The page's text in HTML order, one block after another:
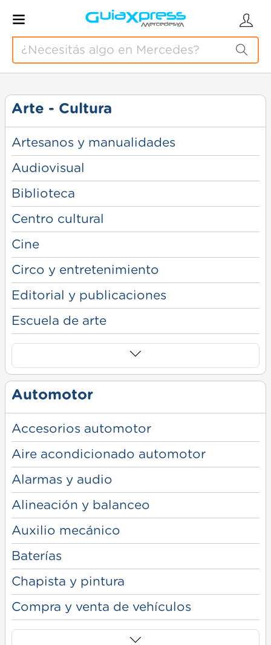
Arte - Cultura
Artesanos y manualidades
Audiovisual
Biblioteca
Centro cultural
Cine
Circo y entretenimiento
Editorial y publicaciones
Escuela de arte
Automotor
Accesorios automotor
Aire acondicionado automotor
Alarmas y audio
Alineación y balanceo
Auxilio mecánico
Baterías
Chapista y pintura
Compra y venta de vehículos